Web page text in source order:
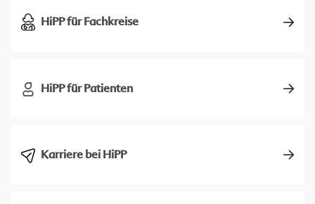
HiPP für Fachkreise
HiPP für Patienten
Karriere bei HiPP